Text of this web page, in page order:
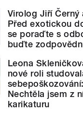
Virolog Jiří Černý
Před exotickou
se poraďte s
buďte
Leona
nové roli
sebepoškozování:
Nechtěla jsem z
karikaturu